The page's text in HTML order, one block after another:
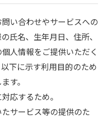
い合わせやサービスへの
氏名、生年月日、住所、
人情報をご提供いただく
下に示す利用目的のため
す。
応するため。
サービス等の提供のた